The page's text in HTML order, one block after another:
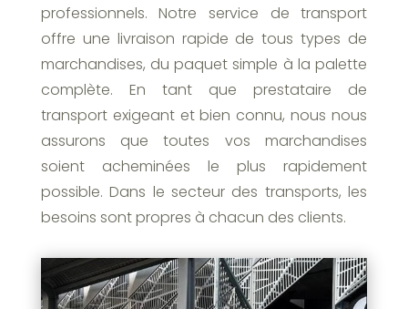
professionnels. Notre service de transport
offre une livraison rapide de tous types de
marchandises, du paquet simple à la palette
complète. En tant que prestataire de
transport exigeant et bien connu, nous nous
assurons que toutes vos marchandises
soient acheminées le plus rapidement
possible. Dans le secteur des transports, les
besoins sont propres à chacun des clients.